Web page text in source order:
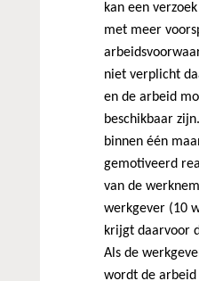
kan een
met meer
niet verplicht
en de arbeid
beschikbaar
binnen één
gemotiveerd
van de
werkgever (10
krijgt daarvoor
Als de
wordt de arbeid